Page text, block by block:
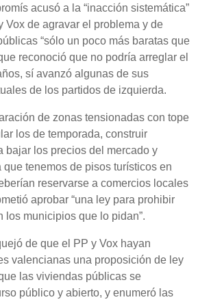
acusó a la “inacción sistemática”
Vox de agravar el problema y de
“sólo un poco más baratas que
reconoció que no podría arreglar el
sí avanzó algunas de sus
de los partidos de izquierda.
de zonas tensionadas con tope
los de temporada, construir
bajar los precios del mercado y
que tenemos de pisos turísticos en
reservarse a comercios locales
aprobar “una ley para prohibir
los municipios que lo pidan”.
de que el PP y Vox hayan
valencianas una proposición de ley
las viviendas públicas se
público y abierto, y enumeró las